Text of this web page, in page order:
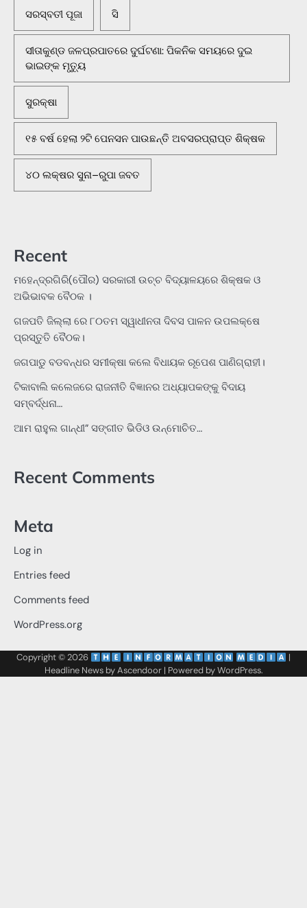
ସରସ୍ବତୀ ପୂଜା ସି
ସୀତାକୁଣ୍ଡ ଜଳପ୍ରପାତରେ ଦୁର୍ଘଟଣା: ପିକନିକ ସମୟରେ ଦୁଇ
ଭାଇଙ୍କ ମୃତ୍ୟୁ
ସୁରକ୍ଷା
୧୫ ବର୍ଷ ହେଲା ୨ଟି ପେନସନ ପାଉଛନ୍ତି ଅବସରପ୍ରାପ୍ତ ଶିକ୍ଷକ
୪୦ ଲକ୍ଷର ସୁନା–ରୁପା ଜବତ
Recent
ମହେନ୍ଦ୍ରଗିରି(ପୌର) ସରକାରୀ ଉଚ୍ଚ ବିଦ୍ୟାଳୟରେ ଶିକ୍ଷକ ଓ
ଅଭିଭାବକ ବୈଠକ ।
ଗଜପତି ଜିଲ୍ଲା ରେ ୮୦ତମ ସ୍ୱାଧୀନତା ଦିବସ ପାଳନ ଉପଲକ୍ଷେ
ପ୍ରସ୍ତୁତି ବୈଠକ।
ଜଗପାଡୁ ବଡବନ୍ଧର ସମୀକ୍ଷା କଲେ ବିଧାୟକ ରୂପେଶ ପାଣିଗ୍ରାହୀ।
ଟିକାବାଲି କଲେଜରେ ରାଜନୀତି ବିଜ୍ଞାନର ଅଧ୍ୟାପକଙ୍କୁ ବିଦାୟ
ସମ୍ବର୍ଦ୍ଧନା…
ଆମ ରାହୁଲ ଗାନ୍ଧୀ” ସଙ୍ଗୀତ ଭିଡିଓ ଉନ୍ମୋଚିତ…
Recent Comments
Meta
Log in
Entries feed
Comments feed
WordPress.org
Copyright © 2026
|
Headline News byAscendoor| Powered byWordPress.